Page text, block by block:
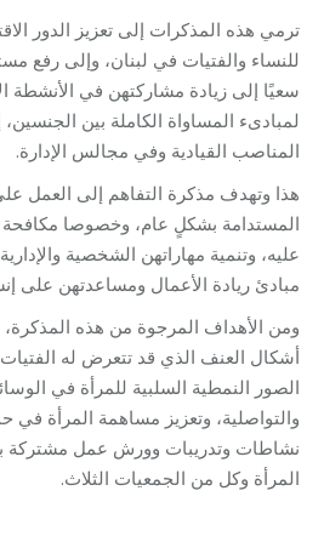
ترمي هذه المذكرات إلى تعزيز الدور
للنساء والفتيات في لبنان، وإلى رفع
سعيًا إلى زيادة مشاركتهن في الأنشطة
لمبادىء المساواة الكاملة بين
المناصب القيادية وفي مجالس الإدارة.
هذا وتهدف مذكرة التفاهم إلى العمل
المستدامة بشكلٍ عام، وخصوصا مكافحة
عليه، وتنمية مهاراتهن الشخصية
مبادئ ريادة الأعمال ومساعدتهن على
ومن الأهداف المرجوة من هذه
أشكال العنف الذي قد تتعرض له
الصور النمطية السلبية للمرأة في
والتواصلية، وتعزيز مساهمة المرأة في
نشاطات وتدريبات وورش عمل مشتركة
المرأة وكل من الجمعيات الثلاث.